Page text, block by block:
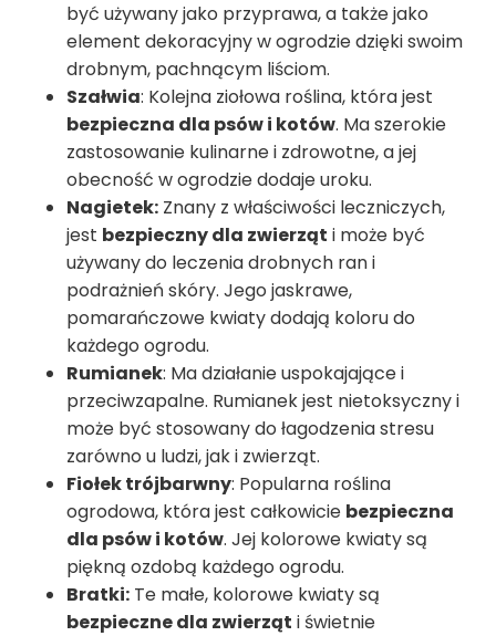
być używany jako przyprawa, a także jako
element dekoracyjny w ogrodzie dzięki swoim
drobnym, pachnącym liściom.
Szałwia: Kolejna ziołowa roślina, która jest
bezpieczna dla psów i kotów. Ma szerokie
zastosowanie kulinarne i zdrowotne, a jej
obecność w ogrodzie dodaje uroku.
Nagietek: Znany z właściwości leczniczych,
jest bezpieczny dla zwierząt i może być
używany do leczenia drobnych ran i
podrażnień skóry. Jego jaskrawe,
pomarańczowe kwiaty dodają koloru do
każdego ogrodu.
Rumianek: Ma działanie uspokajające i
przeciwzapalne. Rumianek jest nietoksyczny i
może być stosowany do łagodzenia stresu
zarówno u ludzi, jak i zwierząt.
Fiołek trójbarwny: Popularna roślina
ogrodowa, która jest całkowicie bezpieczna
dla psów i kotów. Jej kolorowe kwiaty są
piękną ozdobą każdego ogrodu.
Bratki: Te małe, kolorowe kwiaty są
bezpieczne dla zwierząt i świetnie